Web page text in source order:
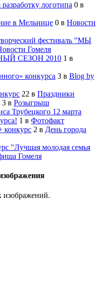
логотипа 0 в
в Мельнице 0 в Новости
фестиваль "МЫ
Гомеля
СЕЗОН 2010 1 в
конкурса 3 в Blog by
22 в Праздники
3 в Розыгрыш
Трубецкого 12 марта
1 в Фотофакт
конкурс 2 в День города
"Лучшая молодая семья
Гомеля
изображений.